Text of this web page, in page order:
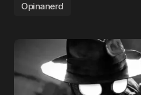
Opinanerd